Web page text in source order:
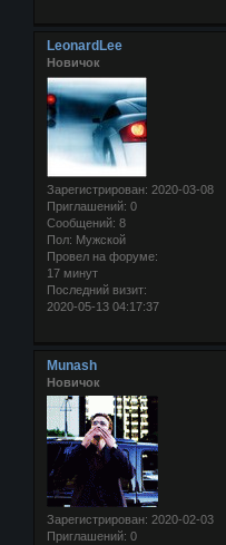
LeonardLee
Новичок
Зарегистрирован: 2020-03-08
Приглашений: 0
Сообщений: 8
Пол: Мужской
Провел на форуме:
17 минут
Последний визит:
2020-05-13 04:17:37
Munash
Новичок
Зарегистрирован: 2020-02-03
Приглашений: 0